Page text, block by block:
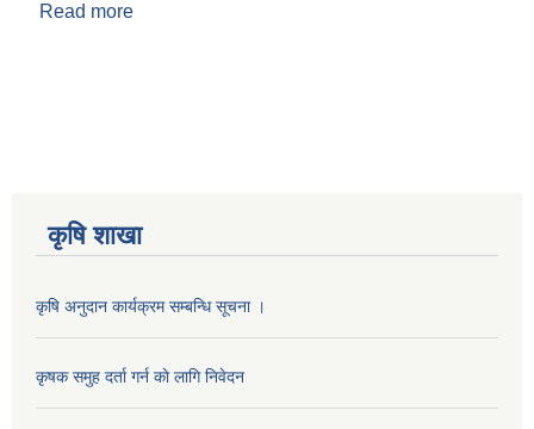
Read more
कृषि शाखा
कृषि अनुदान कार्यक्रम सम्बन्धि सूचना ।
कृषक समुह दर्ता गर्न काे लागि निवेदन